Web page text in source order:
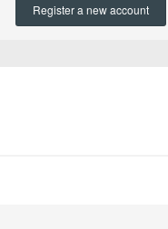
Register a new account